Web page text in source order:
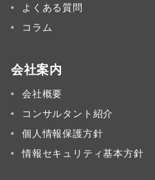
よくある質問
コラム
会社案内
会社概要
コンサルタント紹介
個人情報保護方針
情報セキュリティ基本方針